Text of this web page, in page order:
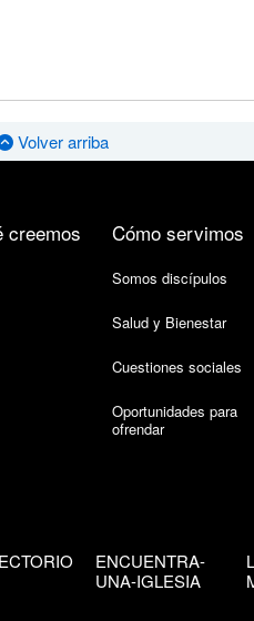
Volver arriba
creemos Cómo servimos
Somos discípulos
Salud y Bienestar
Cuestiones sociales
Oportunidades para
ofrendar
ENCUENTRA-
UNA-IGLESIA